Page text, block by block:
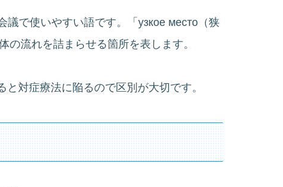
議で使いやすい語です。「узкое место（狭
の流れを詰まらせる箇所を表します。
と対症療法に陥るので区別が大切です。